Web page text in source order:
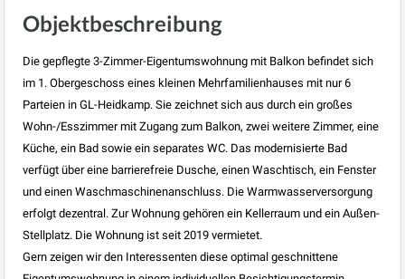
Objektbeschreibung
Die gepflegte 3-Zimmer-Eigentumswohnung mit Balkon befindet sich
im 1. Obergeschoss eines kleinen Mehrfamilienhauses mit nur 6
Parteien in GL-Heidkamp. Sie zeichnet sich aus durch ein großes
Wohn-/Esszimmer mit Zugang zum Balkon, zwei weitere Zimmer, eine
Küche, ein Bad sowie ein separates WC. Das modernisierte Bad
verfügt über eine barrierefreie Dusche, einen Waschtisch, ein Fenster
und einen Waschmaschinenanschluss. Die Warmwasserversorgung
erfolgt dezentral. Zur Wohnung gehören ein Kellerraum und ein Außen-
Stellplatz. Die Wohnung ist seit 2019 vermietet.
Gern zeigen wir den Interessenten diese optimal geschnittene